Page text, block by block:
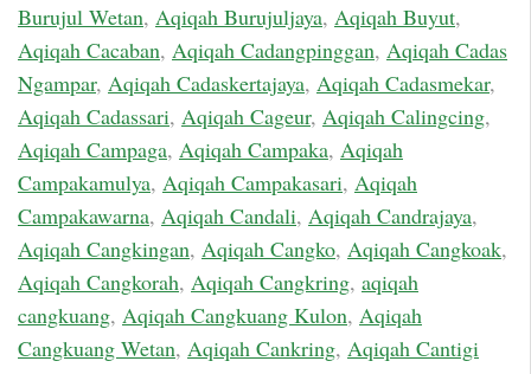
Burujul Wetan, Aqiqah Burujuljaya, Aqiqah Buyut,
Aqiqah Cacaban, Aqiqah Cadangpinggan, Aqiqah Cadas
Ngampar, Aqiqah Cadaskertajaya, Aqiqah Cadasmekar,
Aqiqah Cadassari, Aqiqah Cageur, Aqiqah Calingcing,
Aqiqah Campaga, Aqiqah Campaka, Aqiqah
Campakamulya, Aqiqah Campakasari, Aqiqah
Campakawarna, Aqiqah Candali, Aqiqah Candrajaya,
Aqiqah Cangkingan, Aqiqah Cangko, Aqiqah Cangkoak,
Aqiqah Cangkorah, Aqiqah Cangkring, aqiqah
cangkuang, Aqiqah Cangkuang Kulon, Aqiqah
Cangkuang Wetan, Aqiqah Cankring, Aqiqah Cantigi